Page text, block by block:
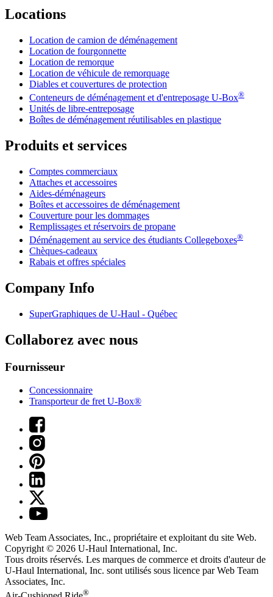
Locations
Location de camion de déménagement
Location de fourgonnette
Location de remorque
Location de véhicule de remorquage
Diables et couvertures de protection
Conteneurs de déménagement et d'entreposage U-Box®
Unités de libre-entreposage
Boîtes de déménagement réutilisables en plastique
Produits et services
Comptes commerciaux
Attaches et accessoires
Aides-déménageurs
Boîtes et accessoires de déménagement
Couverture pour les dommages
Remplissages et réservoirs de propane
Déménagement au service des étudiants Collegeboxes®
Chèques-cadeaux
Rabais et offres spéciales
Company Info
SuperGraphiques de U-Haul - Québec
Collaborez avec nous
Fournisseur
Concessionnaire
Transporteur de fret U-Box®
Web Team Associates, Inc., propriétaire et exploitant du site Web.
Copyright © 2026 U-Haul International, Inc.
Tous droits réservés. Les marques de commerce et droits d'auteur de
U-Haul International, Inc. sont utilisés sous licence par Web Team
Associates, Inc.
®